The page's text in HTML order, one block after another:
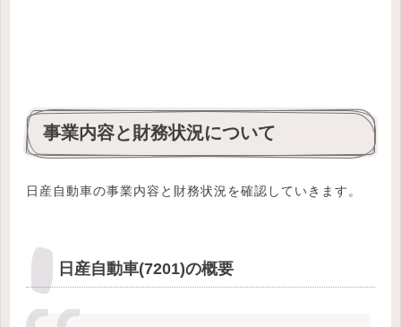
事業内容と財務状況について
日産自動車の事業内容と財務状況を確認していきます。
日産自動車(7201)の概要